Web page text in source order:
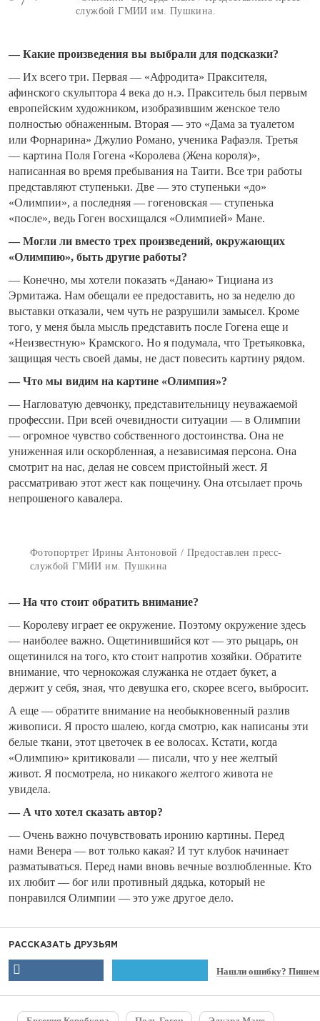
службой ГМИИ им. Пушкина.
— Какие произведения вы выбрали для подсказки?
— Их всего три. Первая — «Афродита» Праксителя,
афинского скульптора 4 века до н.э. Пракситель был первым
европейским художником, изобразившим женское тело
полностью обнаженным. Вторая — это «Дама за туалетом
или Форнарина» Джулио Романо, ученика Рафаэля. Третья
— картина Поля Гогена «Королева (Жена короля)»,
написанная во время пребывания на Таити. Все три работы
представляют ступеньки. Две — это ступеньки «до»
«Олимпии», а последняя — гогеновская — ступенька
«после», ведь Гоген восхищался «Олимпией» Мане.
— Могли ли вместо трех произведений, окружающих
«Олимпию», быть другие работы?
— Конечно, мы хотели показать «Данаю» Тициана из
Эрмитажа. Нам обещали ее предоставить, но за неделю до
выставки отказали, чем чуть не разрушили замысел. Кроме
того, у меня была мысль представить после Гогена еще и
«Неизвестную» Крамского. Но я подумала, что Третьяковка,
защищая честь своей дамы, не даст повесить картину рядом.
— Что мы видим на картине «Олимпия»?
— Нагловатую девчонку, представительницу неуважаемой
профессии. При всей очевидности ситуации — в Олимпии
— огромное чувство собственного достоинства. Она не
униженная или оскорбленная, а независимая персона. Она
смотрит на нас, делая не совсем пристойный жест. Я
рассматриваю этот жест как пощечину. Она отсылает прочь
непрошеного кавалера.
Фотопортрет Ирины Антоновой / Предоставлен пресс-
службой ГМИИ им. Пушкина
— На что стоит обратить внимание?
— Королеву играет ее окружение. Поэтому окружение здесь
— наиболее важно. Ощетинившийся кот — это рыцарь, он
ощетинился на того, кто стоит напротив хозяйки. Обратите
внимание, что чернокожая служанка не отдает букет, а
держит у себя, зная, что девушка его, скорее всего, выбросит.
А еще — обратите внимание на необыкновенный разлив
живописи. Я просто шалею, когда смотрю, как написаны эти
белые ткани, этот цветочек в ее волосах. Кстати, когда
«Олимпию» критиковали — писали, что у нее желтый
живот. Я посмотрела, но никакого желтого живота не
увидела.
— А что хотел сказать автор?
— Очень важно почувствовать иронию картины. Перед
нами Венера — вот только какая? И тут клубок начинает
разматываться. Перед нами вновь вечные возлюбленные. Кто
их любит — бог или противный дядька, который не
понравился Олимпии — это уже другое дело.
РАССКАЗАТЬ ДРУЗЬЯМ
Нашли ошибку? Пишем